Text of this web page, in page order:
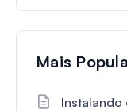
Mais
Instalando